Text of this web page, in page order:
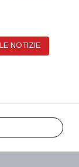
NOTIZIE